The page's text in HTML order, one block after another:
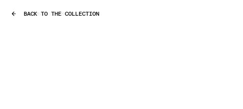
BACK TO THE COLLECTION